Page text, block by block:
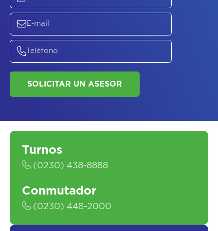
ASESORATE SOBRE
SALUD
Turnos
(0230) 438-8888
Conmutador
(0230) 448-2000